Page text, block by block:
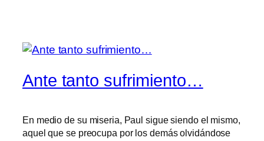
Ante tanto sufrimiento…
En medio de su miseria, Paul sigue siendo el mismo,
aquel que se preocupa por los demás olvidándose